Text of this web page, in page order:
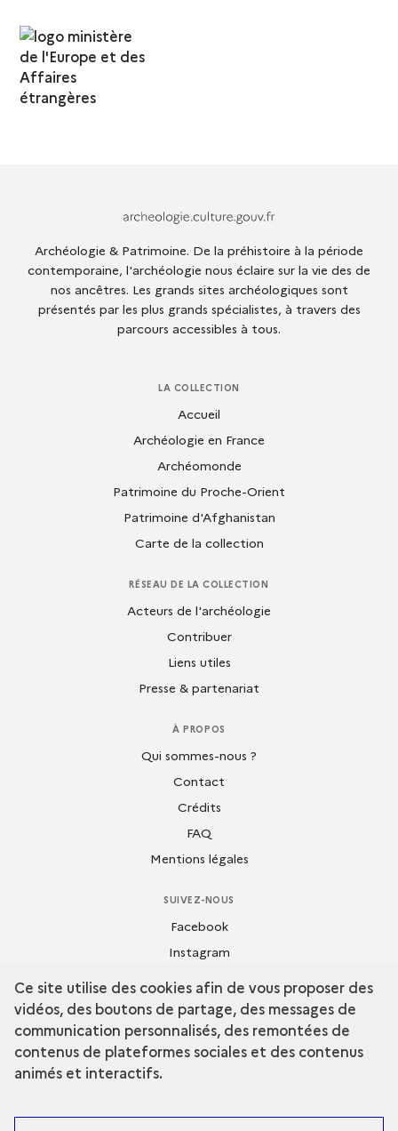
Archéologie & Patrimoine. De la préhistoire à la période
contemporaine, l'archéologie nous éclaire sur la vie des de
nos ancêtres. Les grands sites archéologiques sont
présentés par les plus grands spécialistes, à travers des
parcours accessibles à tous.
LA COLLECTION
Accueil
Archéologie en France
Archéomonde
Patrimoine du Proche-Orient
Patrimoine d'Afghanistan
Carte de la collection
RÉSEAU DE LA COLLECTION
Acteurs de l'archéologie
Contribuer
Liens utiles
Presse & partenariat
À PROPOS
Qui sommes-nous ?
Contact
Crédits
FAQ
Mentions légales
SUIVEZ-NOUS
Facebook
Instagram
Dailymotion
Youtube
Ce site utilise des cookies afin de vous proposer des
vidéos, des boutons de partage, des messages de
communication personnalisés, des remontées de
contenus de plateformes sociales et des contenus
animés et interactifs.